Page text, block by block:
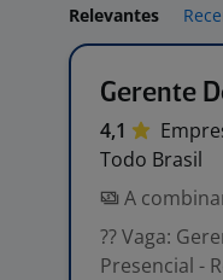
Relevantes
Gerente
4,1
Todo Brasil
A
?? Vaga:
Presencial -